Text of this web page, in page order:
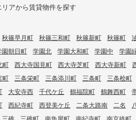
リアから賃貸物件を探す
秋篠早月町 秋篠三和町 秋篠新町 秋篠町
園朝日町 学園北 学園大和町 学園中 学園
町
西大寺国見町 西大寺芝町 西大寺新町
町
三条栄町 三条添川町 三条町 三条桧町
大安寺西 千代ケ丘 鶴福院町 鶴舞西町
西紀寺町 西登美ケ丘 二条大路南 二名